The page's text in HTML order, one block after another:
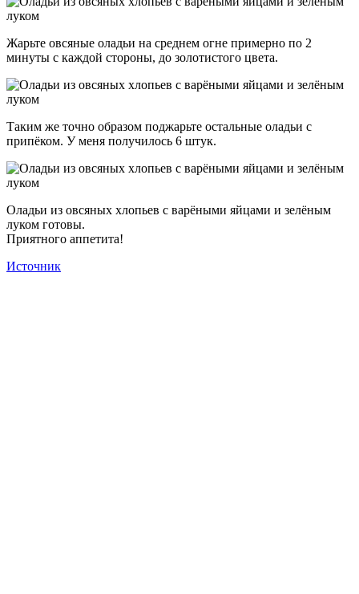
Жарьте овсяные оладьи на среднем огне примерно по 2
минуты с каждой стороны, до золотистого цвета.
Таким же точно образом поджарьте остальные оладьи с
припёком. У меня получилось 6 штук.
Оладьи из овсяных хлопьев с варёными яйцами и зелёным
луком готовы.
Приятного аппетита!
Источник